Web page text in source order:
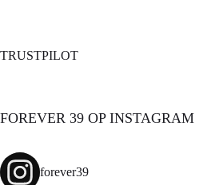
TRUSTPILOT
FOREVER 39 OP INSTAGRAM
forever39